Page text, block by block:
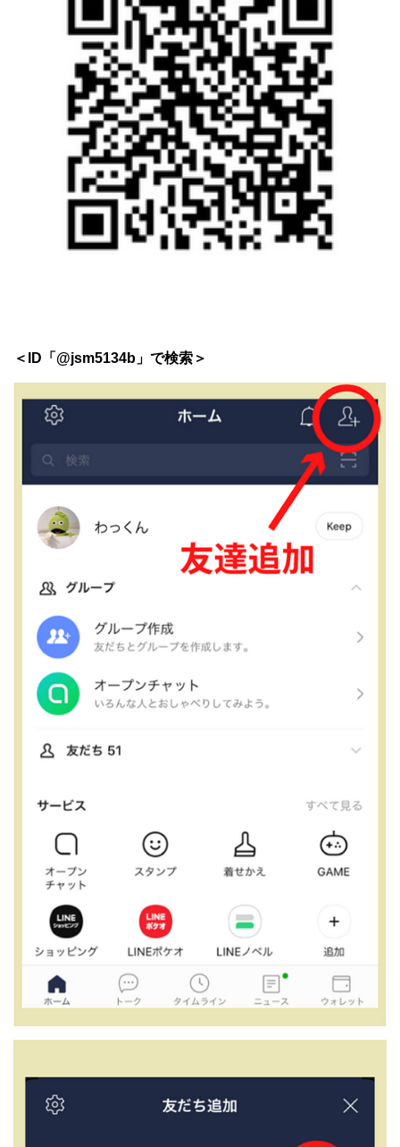
＜ID「@jsm5134b」で検索＞